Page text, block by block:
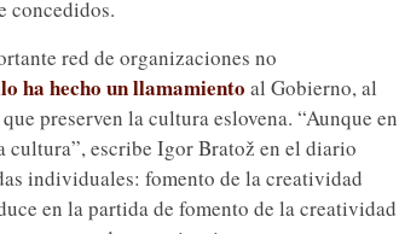
concedidos.
red de organizaciones no
ha hecho un llamamiento al Gobierno, al
preserven la cultura eslovena. “Aunque en
cultura”, escribe Igor Bratož en el diario
individuales: fomento de la creatividad
en la partida de fomento de la creatividad